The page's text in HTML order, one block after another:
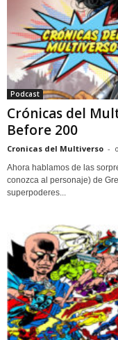
Podcast
Crónicas del
Before 200
Cronicas del Multiverso -
Ahora hablamos de las
conozca al personaje) de
superpoderes...